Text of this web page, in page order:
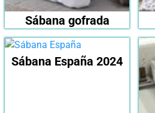
Sábana gofrada
Sábana España 2024